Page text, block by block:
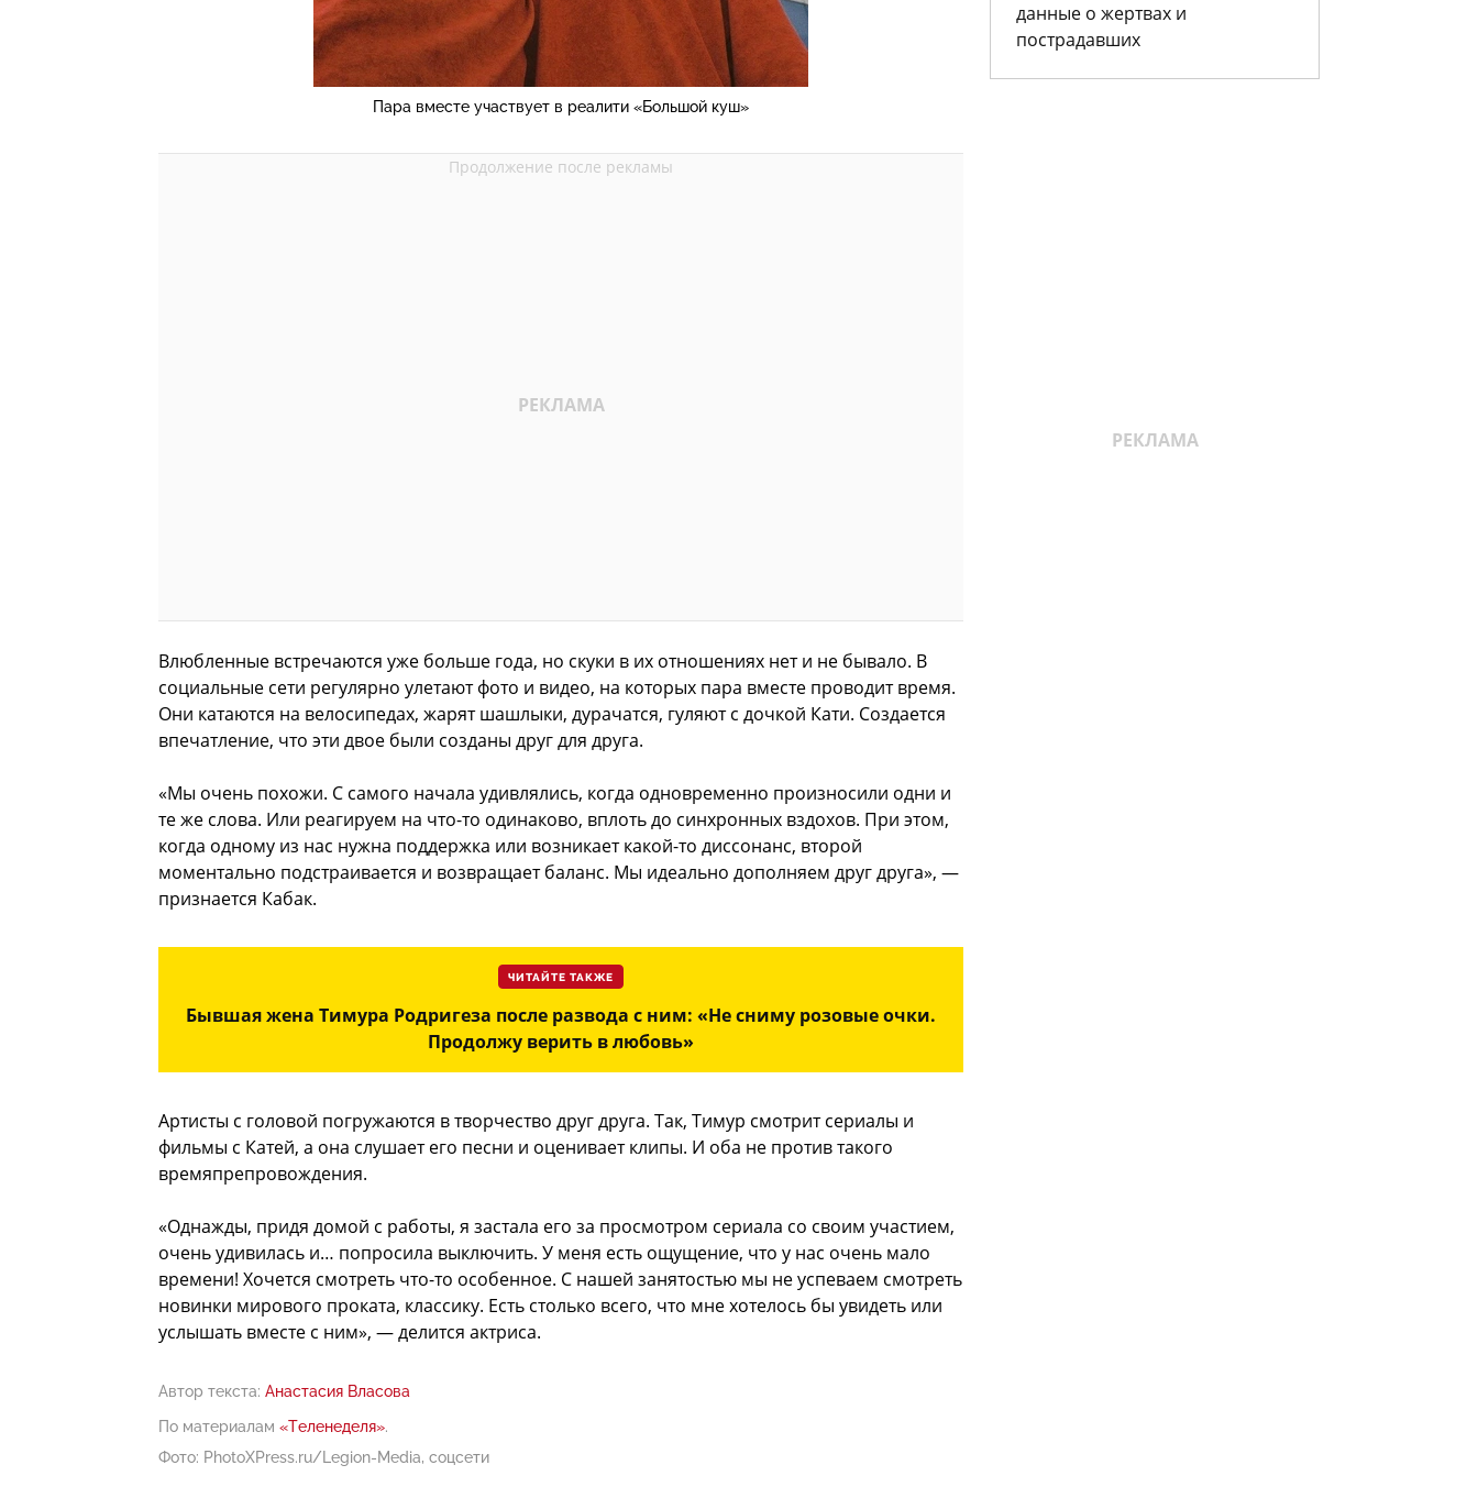
Пара вместе участвует в реалити «Большой куш»
Влюбленные встречаются уже больше года, но скуки в их отношениях нет и не бывало. В
социальные сети регулярно улетают фото и видео, на которых пара вместе проводит время.
Они катаются на велосипедах, жарят шашлыки, дурачатся, гуляют с дочкой Кати. Создается
впечатление, что эти двое были созданы друг для друга.
«Мы очень похожи. С самого начала удивлялись, когда одновременно произносили одни и
те же слова. Или реагируем на что-то одинаково, вплоть до синхронных вздохов. При этом,
когда одному из нас нужна поддержка или возникает какой-то диссонанс, второй
моментально подстраивается и возвращает баланс. Мы идеально дополняем друг друга», —
признается Кабак.
ЧИТАЙТЕ ТАКЖЕ
Бывшая жена Тимура Родригеза после развода с ним: «Не сниму розовые очки.
Продолжу верить в любовь»
Артисты с головой погружаются в творчество друг друга. Так, Тимур смотрит сериалы и
фильмы с Катей, а она слушает его песни и оценивает клипы. И оба не против такого
времяпрепровождения.
«Однажды, придя домой с работы, я застала его за просмотром сериала со своим участием,
очень удивилась и… попросила выключить. У меня есть ощущение, что у нас очень мало
времени! Хочется смотреть что-то особенное. С нашей занятостью мы не успеваем смотреть
новинки мирового проката, классику. Есть столько всего, что мне хотелось бы увидеть или
услышать вместе с ним», — делится актриса.
Автор текста: Анастасия Власова
По материалам «Теленеделя».
Фото: PhotoXPress.ru/Legion-Media, соцсети
данные о жертвах и
пострадавших